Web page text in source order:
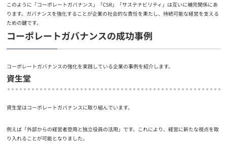
このように「コーポレートガバナンス」「CSR」「サステナビリティ」は互いに補完関係にあ
ります。ガバナンスを強化することが企業の社会的な責任を果たし、持続可能な経営を支える
ための鍵です。
コーポレートガバナンスの成功事例
コーポレートガバナンスの強化を実践している企業の事例を紹介します。
資生堂
資生堂はコーポレートガバナンスに取り組んでいます。
例えば「外部からの経営者登用と独立役員の活用」です。これにより、経営に新たな視点を取
り入れることが可能となりました。